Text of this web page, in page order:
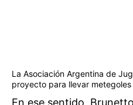
La Asociación Argentina de
proyecto para llevar metegoles